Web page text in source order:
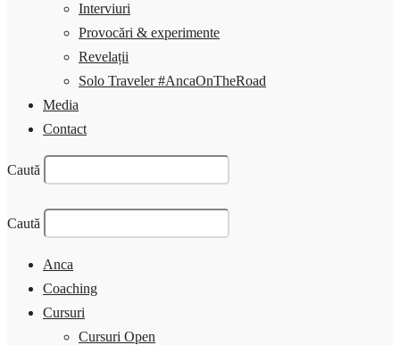
Interviuri
Provocări & experimente
Revelații
Solo Traveler #AncaOnTheRoad
Media
Contact
Caută
Caută
Anca
Coaching
Cursuri
Cursuri Open